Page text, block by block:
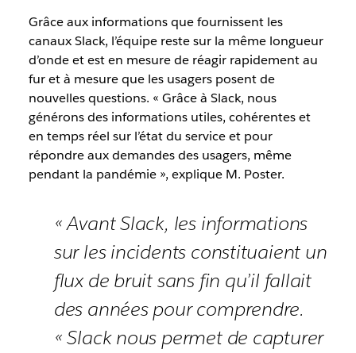
Grâce aux informations que fournissent les
canaux Slack, l’équipe reste sur la même longueur
d’onde et est en mesure de réagir rapidement au
fur et à mesure que les usagers posent de
nouvelles questions. « Grâce à Slack, nous
générons des informations utiles, cohérentes et
en temps réel sur l’état du service et pour
répondre aux demandes des usagers, même
pendant la pandémie », explique M. Poster.
« Avant Slack, les informations
sur les incidents constituaient un
flux de bruit sans fin qu’il fallait
des années pour comprendre.
« Slack nous permet de capturer